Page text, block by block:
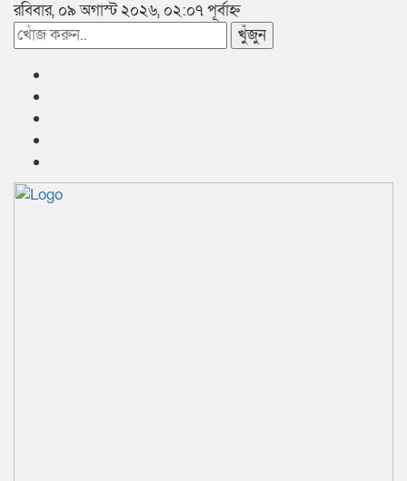
রবিবার, ০৯ অগাস্ট ২০২৬, ০২:০৭ পূর্বাহ্ন
খুঁজুন